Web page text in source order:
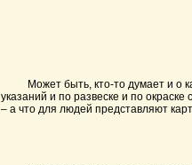
Может быть, кто-то думает и о
указаний и по развеске и по
– а что для людей представляют